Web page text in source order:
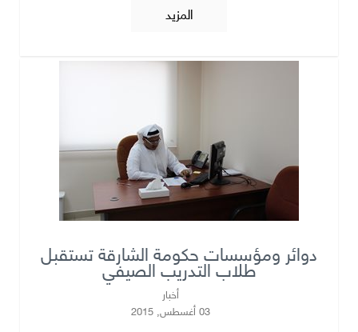
المزيد
دوائر ومؤسسات حكومة الشارقة تستقبل
طلاب التدريب الصيفي
أخبار
03 أغسطس, 2015